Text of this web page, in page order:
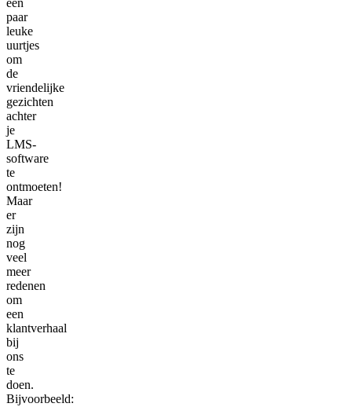
een
paar
leuke
uurtjes
om
de
vriendelijke
gezichten
achter
je
LMS-
software
te
ontmoeten!
Maar
er
zijn
nog
veel
meer
redenen
om
een
klantverhaal
bij
ons
te
doen.
Bijvoorbeeld: